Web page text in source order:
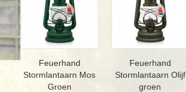
Feuerhand
Stormlantaarn Mos
Groen
Feuerhand
Stormlantaarn Olijf
groen